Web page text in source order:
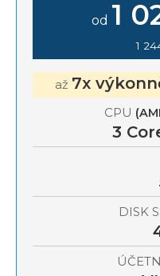
od 1
1
až 7x
CPU
3
DISK